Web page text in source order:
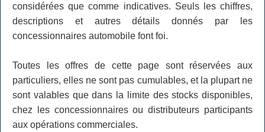
considérées que comme indicatives. Seuls les chiffres,
descriptions et autres détails donnés par les
concessionnaires automobile font foi.
Toutes les offres de cette page sont réservées aux
particuliers, elles ne sont pas cumulables, et la plupart ne
sont valables que dans la limite des stocks disponibles,
chez les concessionnaires ou distributeurs participants
aux opérations commerciales.